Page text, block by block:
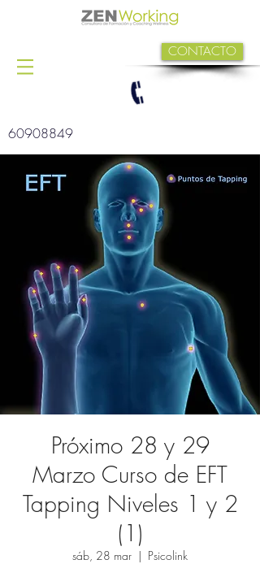
CONTACTO
60908849
Próximo 28 y 29
Marzo Curso de EFT
Tapping Niveles 1 y 2
(1)
sáb, 28 mar
  |
Psicolink